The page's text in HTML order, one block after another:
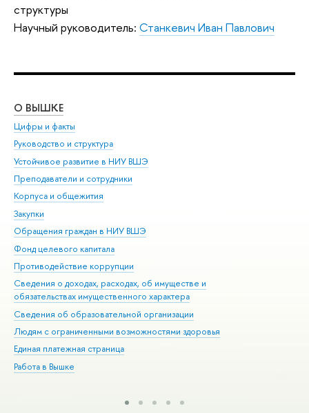
структуры
Научный руководитель: Станкевич Иван Павлович
О ВЫШКЕ
Цифры и факты
Руководство и структура
Устойчивое развитие в НИУ ВШЭ
Преподаватели и сотрудники
Корпуса и общежития
Закупки
Обращения граждан в НИУ ВШЭ
Фонд целевого капитала
Противодействие коррупции
Сведения о доходах, расходах, об имуществе и
обязательствах имущественного характера
Сведения об образовательной организации
Людям с ограниченными возможностями здоровья
Единая платежная страница
Работа в Вышке